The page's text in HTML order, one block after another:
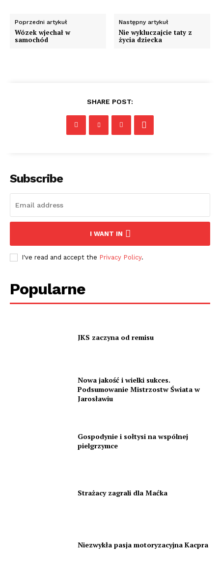
Poprzedni artykuł
Wózek wjechał w
samochód
Następny artykuł
Nie wykluczajcie taty z
życia dziecka
SHARE POST:
Subscribe
I WANT IN
I've read and accept the Privacy Policy.
Popularne
JKS zaczyna od remisu
Nowa jakość i wielki sukces.
Podsumowanie Mistrzostw Świata w
Jarosławiu
Gospodynie i sołtysi na wspólnej
pielgrzymce
Strażacy zagrali dla Maćka
Niezwykła pasja motoryzacyjna Kacpra